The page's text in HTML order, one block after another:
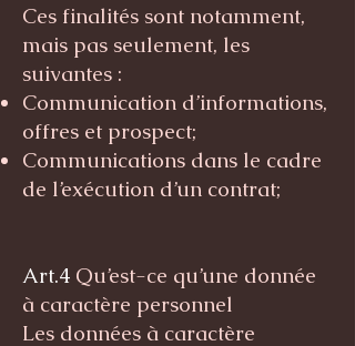
Ces finalités sont notamment,
mais pas seulement, les
suivantes :
Communication d’informations,
offres et prospect;
Communications dans le cadre
de l’exécution d’un contrat;
Art.4 Qu’est-ce qu’une donnée
à caractère personnel
Les données à caractère